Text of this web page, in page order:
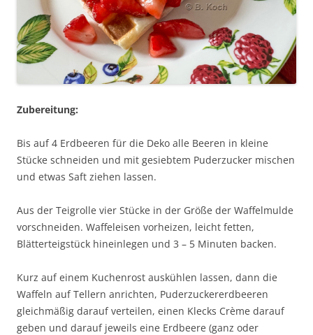
Zubereitung:
Bis auf 4 Erdbeeren für die Deko alle Beeren in kleine
Stücke schneiden und mit gesiebtem Puderzucker mischen
und etwas Saft ziehen lassen.
Aus der Teigrolle vier Stücke in der Größe der Waffelmulde
vorschneiden. Waffeleisen vorheizen, leicht fetten,
Blätterteigstück hineinlegen und 3 – 5 Minuten backen.
Kurz auf einem Kuchenrost auskühlen lassen, dann die
Waffeln auf Tellern anrichten, Puderzuckererdbeeren
gleichmäßig darauf verteilen, einen Klecks Crème darauf
geben und darauf jeweils eine Erdbeere (ganz oder